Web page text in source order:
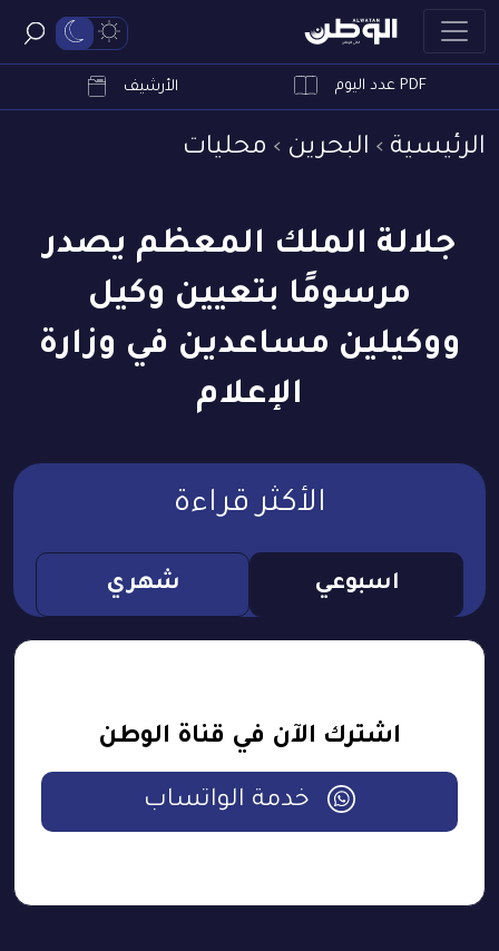
PDF عدد اليوم الأرشيف
الرئيسية البحرين محليات
جلالة الملك المعظم يصدر
مرسومًا بتعيين وكيل
ووكيلين مساعدين في وزارة
الإعلام
الأكثر قراءة
اسبوعي شهري
اشترك الآن في قناة الوطن
خدمة الواتساب